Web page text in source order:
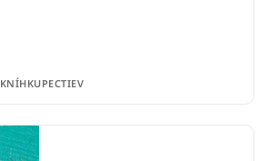
KNÍHKUPECTIEV